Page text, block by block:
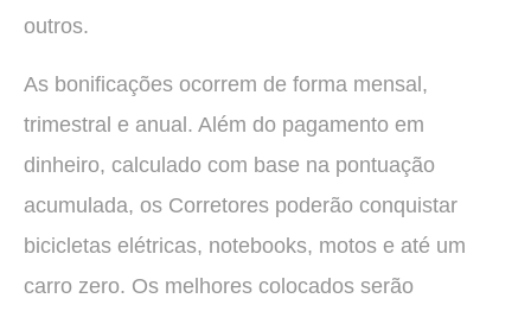
outros.
As bonificações ocorrem de forma mensal,
trimestral e anual. Além do pagamento em
dinheiro, calculado com base na pontuação
acumulada, os Corretores poderão conquistar
bicicletas elétricas, notebooks, motos e até um
carro zero. Os melhores colocados serão